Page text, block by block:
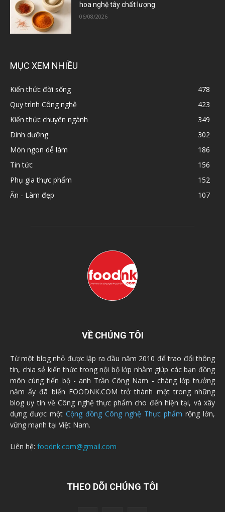
hoa nghệ tây chất lượng
06/08/2026
MỤC XEM NHIỀU
Kiến thức đời sống
478
Quy trình Công nghệ
423
Kiến thức chuyên ngành
349
Dinh dưỡng
302
Món ngon dễ làm
186
Tin tức
156
Phụ gia thực phẩm
152
Ăn - Làm đẹp
107
VỀ CHÚNG TÔI
Từ một blog nhỏ được lập ra đầu năm 2010 để trao đổi thông
tin, chia sẻ kiến thức trong nội bộ lớp nhằm giúp các bạn đồng
môn cùng tiến bộ - anh Trần Công Nam - chàng lớp trưởng
năm ấy đã biến FOODNK.COM trở thành một trong những
blog uy tín về Công nghệ thực phẩm cho đến hiện tại, và xây
dựng được một Cộng đồng Công nghệ Thực phẩm rộng lớn,
vững mạnh tại Việt Nam.
Liên hệ: foodnk.com@gmail.com
THEO DÕI CHÚNG TÔI